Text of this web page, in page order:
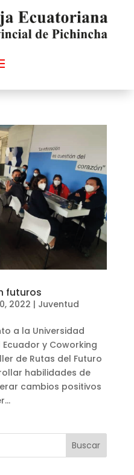
futuros
2022 | Juventud
a la Universidad
y Coworking
de Rutas del Futuro
habilidades de
cambios positivos
Buscar